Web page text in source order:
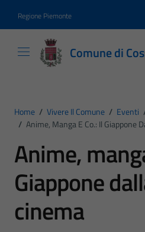
Regione Piemonte
Comune di
Home / Vivere Il Comune / Eventi
/ Anime, Manga E Co.: Il Giappone
Anime,
Giappone
cinema